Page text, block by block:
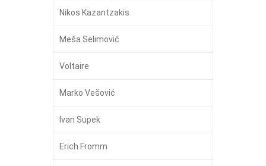
Nikos Kazantzakis
Meša Selimović
Voltaire
Marko Vešović
Ivan Supek
Erich Fromm